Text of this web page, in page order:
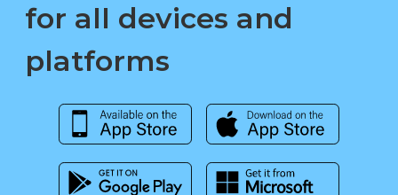
for all devices and
platforms